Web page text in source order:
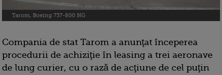
Tarom, Boeing 737-800 NG
Compania de stat Tarom a anunţat începerea
procedurii de achiziţie în leasing a trei aeronave
de lung curier, cu o rază de acţiune de cel puţin